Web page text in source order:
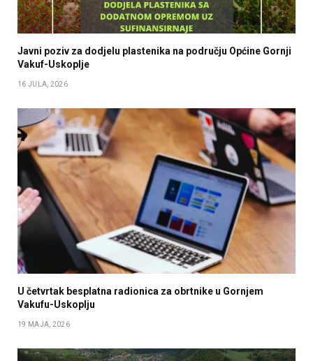
Javni poziv za dodjelu plastenika na području Općine Gornji
Vakuf-Uskoplje
16 JULA, 2026
U četvrtak besplatna radionica za obrtnike u Gornjem
Vakufu-Uskoplju
19 MAJA, 2026